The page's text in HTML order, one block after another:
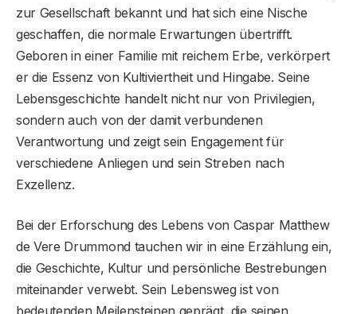
zur Gesellschaft bekannt und hat sich eine Nische
geschaffen, die normale Erwartungen übertrifft.
Geboren in einer Familie mit reichem Erbe, verkörpert
er die Essenz von Kultiviertheit und Hingabe. Seine
Lebensgeschichte handelt nicht nur von Privilegien,
sondern auch von der damit verbundenen
Verantwortung und zeigt sein Engagement für
verschiedene Anliegen und sein Streben nach
Exzellenz.
Bei der Erforschung des Lebens von Caspar Matthew
de Vere Drummond tauchen wir in eine Erzählung ein,
die Geschichte, Kultur und persönliche Bestrebungen
miteinander verwebt. Sein Lebensweg ist von
bedeutenden Meilensteinen geprägt, die seinen